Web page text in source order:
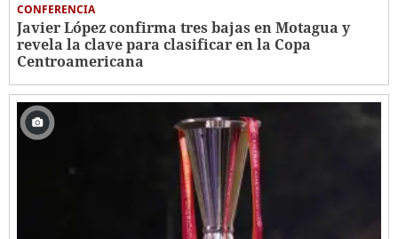
CONFERENCIA
Javier López confirma tres bajas en Motagua y
revela la clave para clasificar en la Copa
Centroamericana